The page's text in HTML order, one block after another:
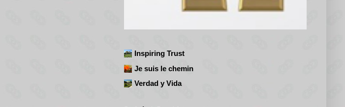
Inspiring Trust
Je suis le chemin
Verdad y Vida